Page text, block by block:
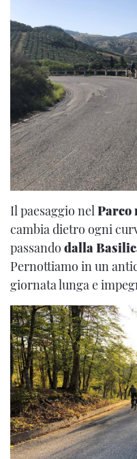
Il paesaggio nel Parco
cambia dietro ogni
passando dalla
Pernottiamo in un
giornata lunga e